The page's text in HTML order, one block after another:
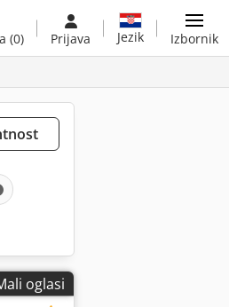
(0) Prijava Jezik Izbornik
oglasi